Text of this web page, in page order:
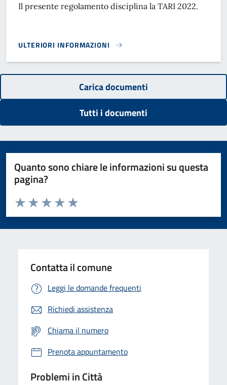
Il presente regolamento disciplina la TARI 2022.
ULTERIORI INFORMAZIONI
REGOLAMENTO TARI 2022}
Carica documenti
Tutti i documenti
Quanto sono chiare le informazioni su questa
pagina?
Domanda
Valuta da 1 a 5 stelle la pagina
Valuta 5 stelle su 5
Valuta 4 stelle su 5
Valuta 3 stelle su 5
Valuta 2 stelle su 5
Valuta 1 stelle su 5
Contatta il comune
Leggi le domande frequenti
Richiedi assistenza
Chiama il numero
Prenota appuntamento
Problemi in Città